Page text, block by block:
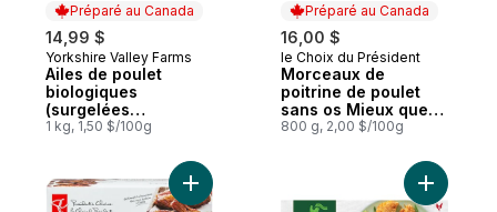
Préparé au Canada
14,99 $
Préparé au Canada
Yorkshire Valley Farms
Ailes de poulet
biologiques
(surgelées
individuellement)
1 kg, 1,50 $/100g
Préparé au Canada
16,00 $
Préparé au Canada
le Choix du Président
Morceaux de
poitrine de poulet
sans os Mieux que
des ailes® Barbecue
800 g, 2,00 $/100g
Ajouter Ailes de poulet fumées au bois
Ajouter